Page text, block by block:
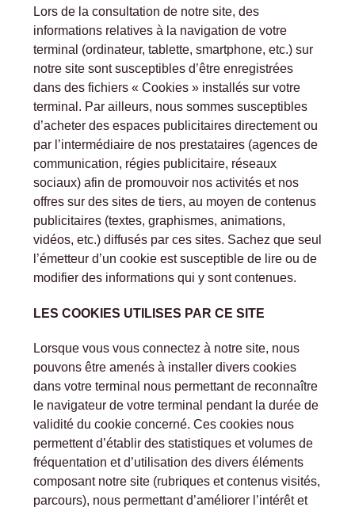
Lors de la consultation de notre site, des
informations relatives à la navigation de votre
terminal (ordinateur, tablette, smartphone, etc.) sur
notre site sont susceptibles d’être enregistrées
dans des fichiers « Cookies » installés sur votre
terminal. Par ailleurs, nous sommes susceptibles
d’acheter des espaces publicitaires directement ou
par l’intermédiaire de nos prestataires (agences de
communication, régies publicitaire, réseaux
sociaux) afin de promouvoir nos activités et nos
offres sur des sites de tiers, au moyen de contenus
publicitaires (textes, graphismes, animations,
vidéos, etc.) diffusés par ces sites. Sachez que seul
l’émetteur d’un cookie est susceptible de lire ou de
modifier des informations qui y sont contenues.
LES COOKIES UTILISES PAR CE SITE
Lorsque vous vous connectez à notre site, nous
pouvons être amenés à installer divers cookies
dans votre terminal nous permettant de reconnaître
le navigateur de votre terminal pendant la durée de
validité du cookie concerné. Ces cookies nous
permettent d’établir des statistiques et volumes de
fréquentation et d’utilisation des divers éléments
composant notre site (rubriques et contenus visités,
parcours), nous permettant d’améliorer l’intérêt et